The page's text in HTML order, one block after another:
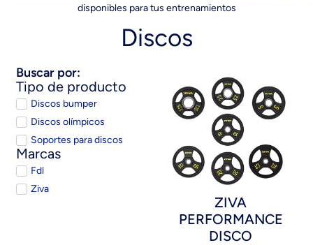
disponibles para tus entrenamientos
Discos
Buscar por:
Tipo de producto
Discos bumper
Discos olímpicos
Soportes para discos
Marcas
Fdl
Ziva
ZIVA
PERFORMANCE
DISCO